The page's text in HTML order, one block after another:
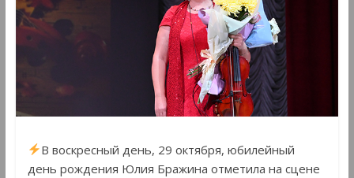
В воскресный день, 29 октября, юбилейный
день рождения Юлия Бражина отметила на сцене